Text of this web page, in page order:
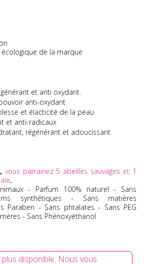
de la marque
et anti oxydant.
anti-oxydant
et élacticité de la peau
et anti-radicaux
régénérant et adoucissant
vous parrainez 5 abeilles sauvages et 1
.
- Parfum 100% naturel - Sans
synthétiques - Sans matières
Paraben - Sans phtalates - Sans PEG
- Sans Phénoxyéthanol
plus disponible. Nous vous